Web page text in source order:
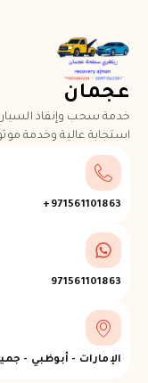
عجمان
خدمة سحب وإنقاذ
استجابة عالية وخدمة
971561101863+
971561101863
الإمارات - أبوظبي -